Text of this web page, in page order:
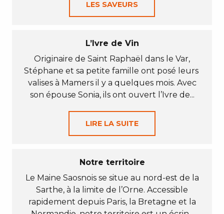
LES SAVEURS
L’Ivre de Vin
Originaire de Saint Raphaël dans le Var,
Stéphane et sa petite famille ont posé leurs
valises à Mamers il y a quelques mois. Avec
son épouse Sonia, ils ont ouvert l’Ivre de...
LIRE LA SUITE
Notre territoire
Le Maine Saosnois se situe au nord-est de la
Sarthe, à la limite de l’Orne. Accessible
rapidement depuis Paris, la Bretagne et la